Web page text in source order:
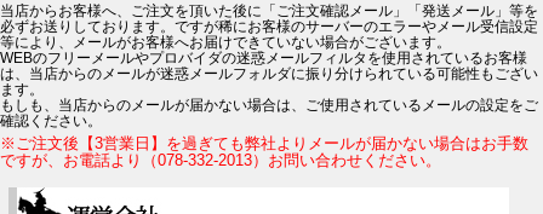
当店からお客様へ、ご注文を頂いた後に「ご注文確認メール」「発送メール」等を
必ずお送りしております。ですが稀にお客様のサーバーのエラーやメール受信設定
等により、メールがお客様へお届けできていない場合がございます。
WEBのフリーメールやプロバイダの迷惑メールフィルタを使用されているお客様
は、当店からのメールが迷惑メールフォルダに振り分けられている可能性もござい
ます。
もしも、当店からのメールが届かない場合は、ご使用されているメールの設定をご
確認ください。
※ご注文後【3営業日】を過ぎても弊社よりメールが届かない場合はお手数
ですが、お電話より（078-332-2013）お問い合わせください。